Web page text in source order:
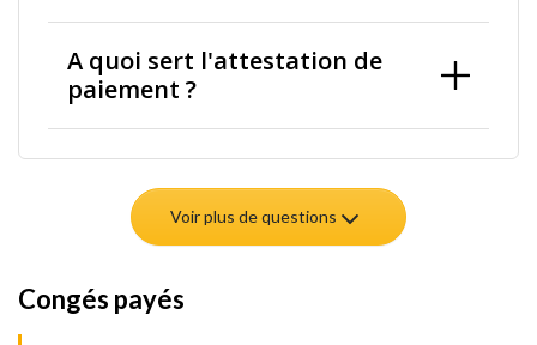
A quoi sert l'attestation de
paiement ?
Voir plus de questions
Congés payés